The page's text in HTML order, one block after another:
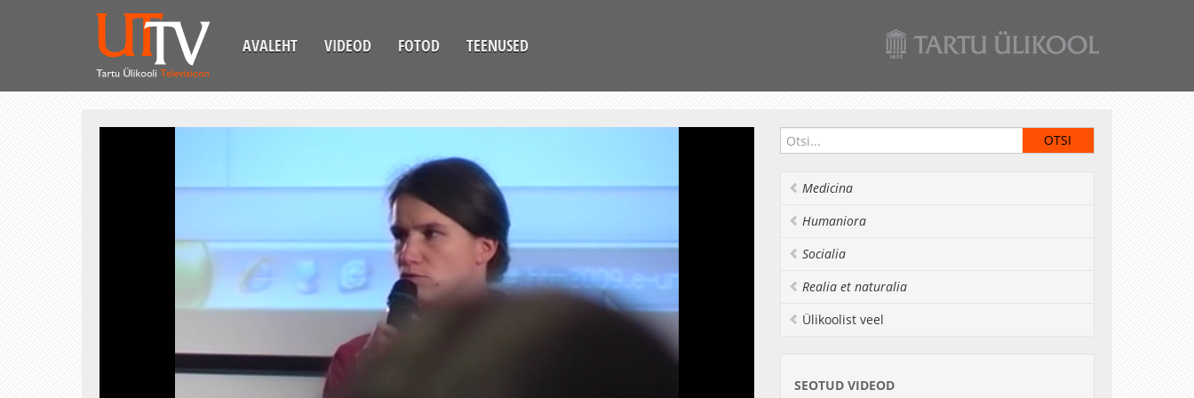
AVALEHT VIDEOD FOTOD TEENUSED
Medicina
Humaniora
Socialia
Realia et naturalia
Ülikoolist veel
SEOTUD VIDEOD